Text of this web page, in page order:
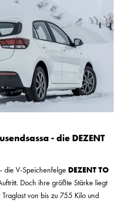
- die DEZENT
die V-Speichenfelge DEZENT TO
Doch ihre größte Stärke liegt
von bis zu 755 Kilo und